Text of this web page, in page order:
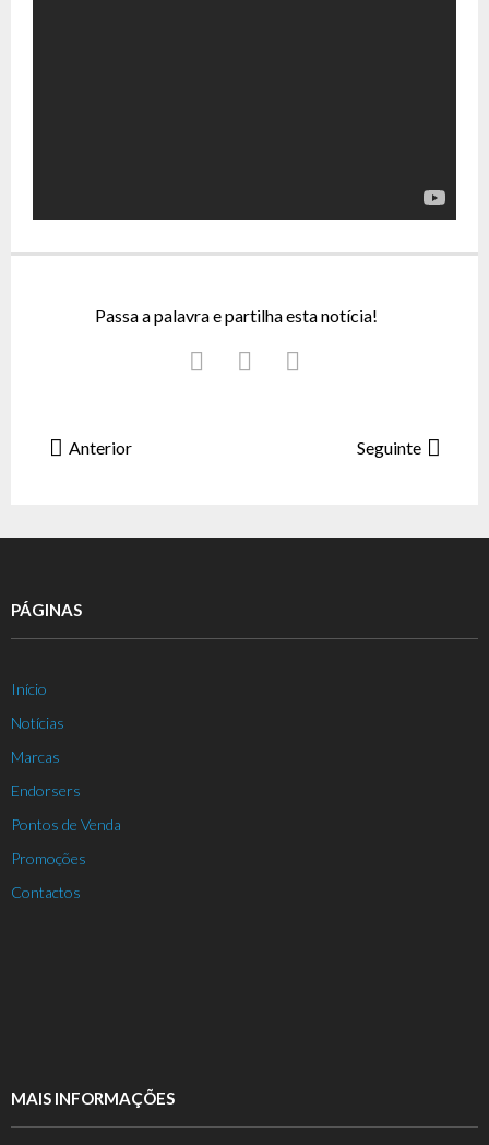
Passa a palavra e partilha esta notícia!
Anterior Seguinte
PÁGINAS
Início
Notícias
Marcas
Endorsers
Pontos de Venda
Promoções
Contactos
MAIS INFORMAÇÕES